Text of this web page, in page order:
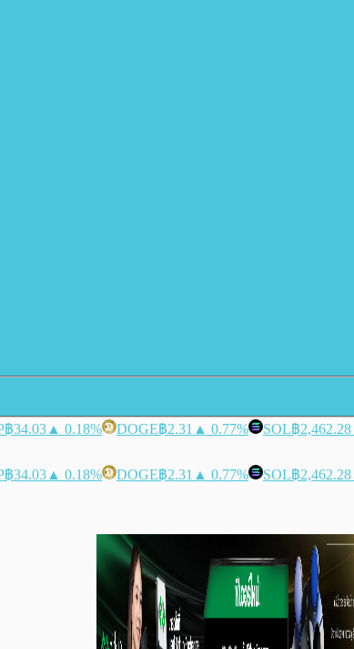
฿34.03 ▲ 0.18% DOGE฿2.31 ▲ 0.77% SOL฿2,462.28
฿34.03 ▲ 0.18% DOGE฿2.31 ▲ 0.77% SOL฿2,462.28